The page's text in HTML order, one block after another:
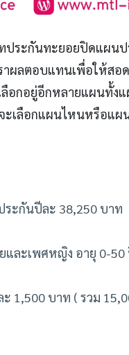
ระกันทะยอยปิดแผน
ผลตอบแทนเพื่อให้สอ
อกอยู่อีกหลายแผนทั้ง
เลือกแผนไหนหรือแผ
ระกันปีละ 38,250 บาท
และเพศหญิง อายุ 0-50
1,500 บาท ( รวม